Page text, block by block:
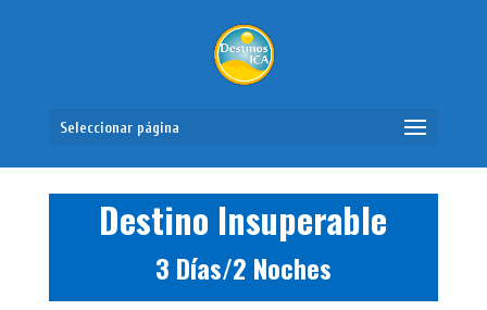
Seleccionar página
Destino Insuperable
3 Días/2 Noches